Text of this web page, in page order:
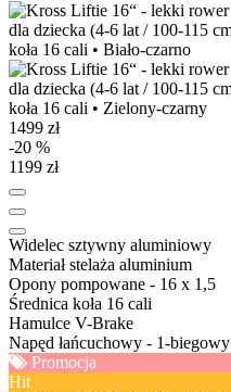
1499 zł
-20 %
1199 zł
Widelec sztywny aluminiowy
Materiał stelaża aluminium
Opony pompowane - 16 x 1,5
Średnica koła 16 cali
Hamulce V-Brake
Napęd łańcuchowy - 1-biegowy
Promocja
Hit